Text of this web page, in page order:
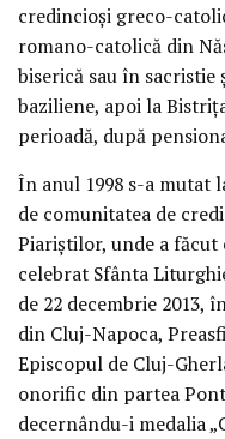
credincioși greco-
romano-catolică din
biserică sau în sacristie
baziliene, apoi la
perioadă, după
În anul 1998 s-a mutat
de comunitatea de
Piariștilor, unde a făcut
celebrat Sfânta
de 22 decembrie 2013,
din Cluj-Napoca,
Episcopul de Cluj-
onorific din partea
decernându-i medalia